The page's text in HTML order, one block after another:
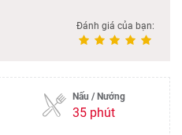
Đánh giá của bạn:
Nấu / Nướng
35 phút